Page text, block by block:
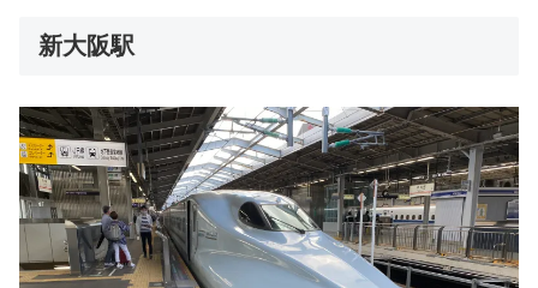
新大阪駅